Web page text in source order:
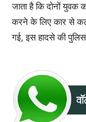
जाता है कि दोनों युवक
करने के लिए कार से
गई, इस हादसे की